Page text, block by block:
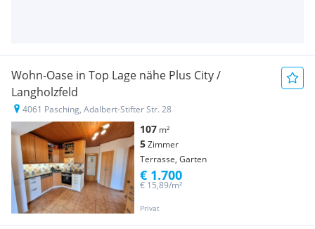
Wohn-Oase in Top Lage nähe Plus City /
Langholzfeld
4061 Pasching, Adalbert-Stifter Str. 28
107 m²
5Zimmer
Terrasse, Garten
Privat
€ 15,89/m²
€ 1.700